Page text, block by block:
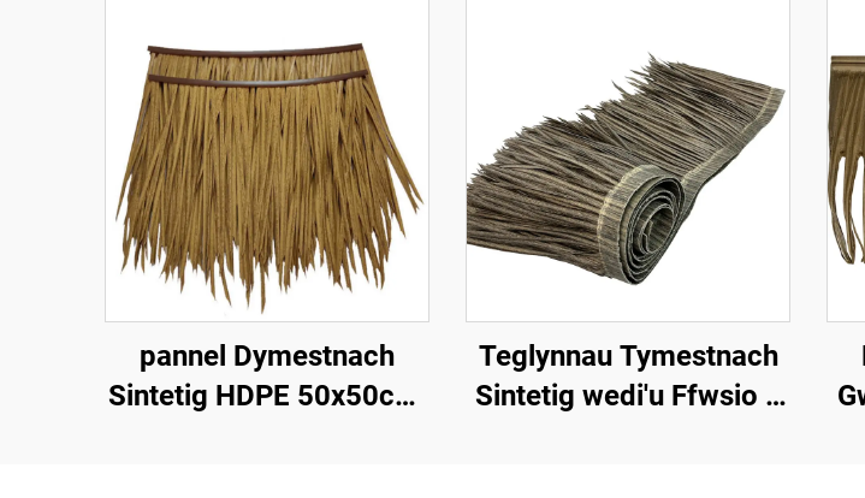
pannel Dymestnach
Sintetig HDPE 50x50cm,
Teglynnau Tymestnach
Sintetig wedi'u Ffwsio â